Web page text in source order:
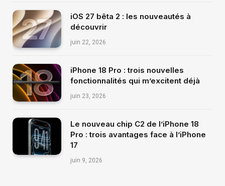
iOS 27 bêta 2 : les nouveautés à
découvrir
juin 22, 2026
iPhone 18 Pro : trois nouvelles
fonctionnalités qui m’excitent déjà
juin 23, 2026
Le nouveau chip C2 de l’iPhone 18
Pro : trois avantages face à l’iPhone
17
juin 9, 2026